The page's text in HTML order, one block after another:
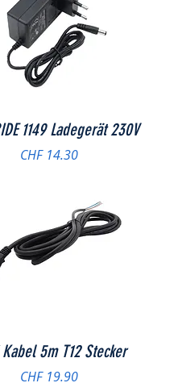
1149 Ladegerät 230V
Preis
CHF 14.30
Kabel 5m T12 Stecker
Preis
CHF 19.90